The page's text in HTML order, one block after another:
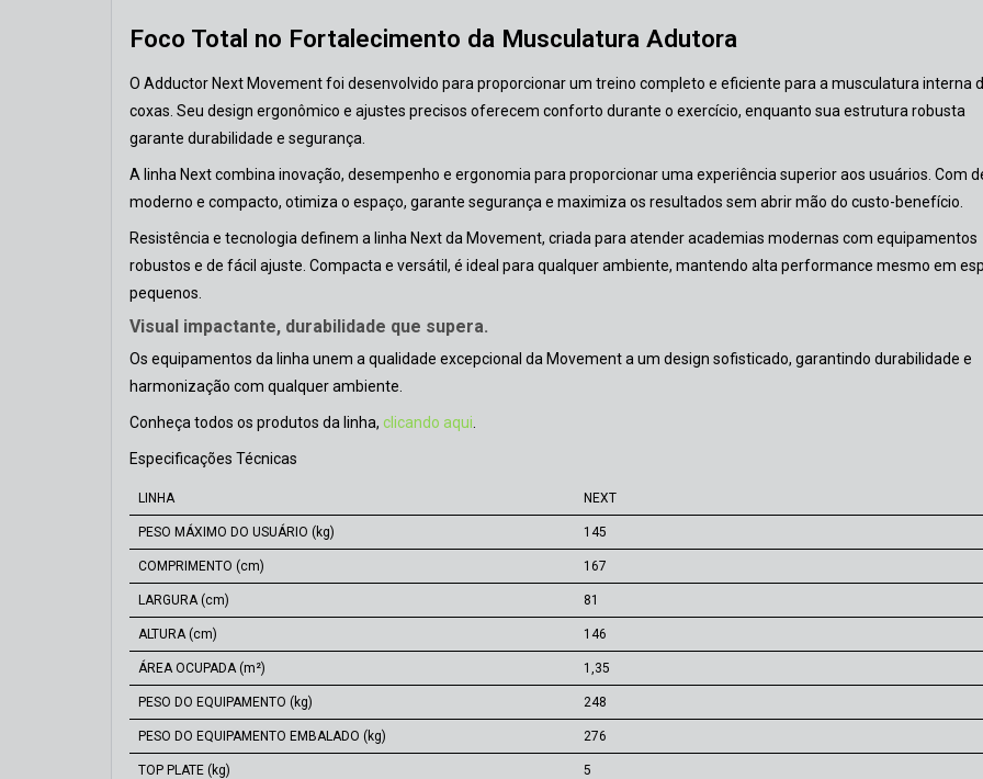
Foco Total no Fortalecimento da Musculatura Adutora
O Adductor Next Movement foi desenvolvido para proporcionar um treino completo e eficiente para a musculatura interna
coxas. Seu design ergonômico e ajustes precisos oferecem conforto durante o exercício, enquanto sua estrutura robusta
garante durabilidade e segurança.
A linha Next combina inovação, desempenho e ergonomia para proporcionar uma experiência superior aos usuários. Com
moderno e compacto, otimiza o espaço, garante segurança e maximiza os resultados sem abrir mão do custo-benefício.
Resistência e tecnologia definem a linha Next da Movement, criada para atender academias modernas com equipamentos
robustos e de fácil ajuste. Compacta e versátil, é ideal para qualquer ambiente, mantendo alta performance mesmo em
pequenos.
Visual impactante, durabilidade que supera.
Os equipamentos da linha unem a qualidade excepcional da Movement a um design sofisticado, garantindo durabilidade e
harmonização com qualquer ambiente.
Conheça todos os produtos da linha, clicando aqui
Especificações Técnicas
LINHA NEXT
PESO MÁXIMO DO USUÁRIO (kg) 145
COMPRIMENTO (cm) 167
LARGURA (cm) 81
ALTURA (cm) 146
ÁREA OCUPADA (m²) 1,35
PESO DO EQUIPAMENTO (kg) 248
PESO DO EQUIPAMENTO EMBALADO (kg) 276
TOP PLATE (kg) 5